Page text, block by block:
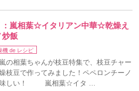
：嵐相葉☆イタリアン中華☆乾燥え
炒飯
機 de レシピ
の相葉ちゃんが枝豆特集で、枝豆チャー
枝豆で作ってみました！ペペロンチーノ
味しい！ 嵐相葉☆イタ …